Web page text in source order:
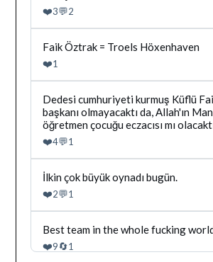
yazilan
gonderiyi
goruntule
❤️3💬2
Bluesky'da
Dağhan
Irak
tarafindan
yazilan
gonderiyi
goruntule
Faik Öztrak = Troels Höxenhaven
❤️1
Bluesky'da
Dağhan
Irak
tarafindan
yazilan
gonderiyi
goruntule
Dedesi cumhuriyeti kurmuş Küflü
başkanı olmayacaktı da, Allah'ın
öğretmen çocuğu eczacısı mı
❤️4💬1
Bluesky'da
Dağhan
Irak
tarafindan
yazilan
gonderiyi
goruntule
İlkin çok büyük oynadı bugün.
❤️2💬1
Bluesky'da
Dağhan
Irak
Best team in the whole fucking
❤️9🔄1